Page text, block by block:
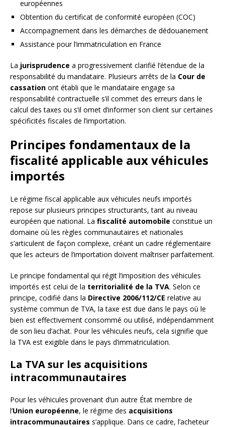
européennes
Obtention du certificat de conformité européen (COC)
Accompagnement dans les démarches de dédouanement
Assistance pour l’immatriculation en France
La jurisprudence a progressivement clarifié l’étendue de la
responsabilité du mandataire. Plusieurs arrêts de la Cour de
cassation ont établi que le mandataire engage sa
responsabilité contractuelle s’il commet des erreurs dans le
calcul des taxes ou s’il omet d’informer son client sur certaines
spécificités fiscales de l’importation.
Principes fondamentaux de la
fiscalité applicable aux véhicules
importés
Le régime fiscal applicable aux véhicules neufs importés
repose sur plusieurs principes structurants, tant au niveau
européen que national. La fiscalité automobile constitue un
domaine où les règles communautaires et nationales
s’articulent de façon complexe, créant un cadre réglementaire
que les acteurs de l’importation doivent maîtriser parfaitement.
Le principe fondamental qui régit l’imposition des véhicules
importés est celui de la territorialité de la TVA. Selon ce
principe, codifié dans la Directive 2006/112/CE relative au
système commun de TVA, la taxe est due dans le pays où le
bien est effectivement consommé ou utilisé, indépendamment
de son lieu d’achat. Pour les véhicules neufs, cela signifie que
la TVA est exigible dans le pays d’immatriculation.
La TVA sur les acquisitions
intracommunautaires
Pour les véhicules provenant d’un autre État membre de
l’Union européenne, le régime des acquisitions
intracommunautaires s’applique. Dans ce cadre, l’acheteur